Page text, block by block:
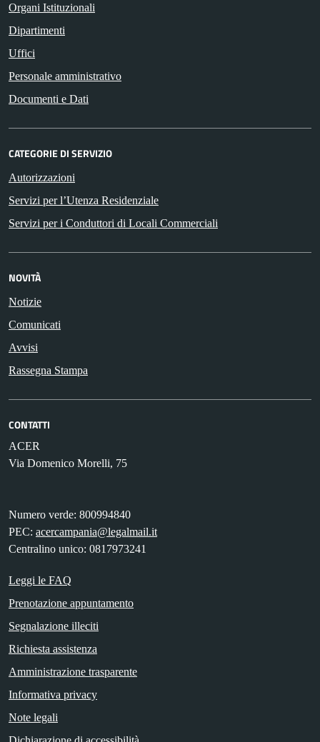
Organi Istituzionali
Dipartimenti
Uffici
Personale amministrativo
Documenti e Dati
CATEGORIE DI SERVIZIO
Autorizzazioni
Servizi per l’Utenza Residenziale
Servizi per i Conduttori di Locali Commerciali
NOVITÀ
Notizie
Comunicati
Avvisi
Rassegna Stampa
CONTATTI
ACER
Via Domenico Morelli, 75
Numero verde: 800994840
PEC: acercampania@legalmail.it
Centralino unico: 0817973241
Leggi le FAQ
Prenotazione appuntamento
Segnalazione illeciti
Richiesta assistenza
Amministrazione trasparente
Informativa privacy
Note legali